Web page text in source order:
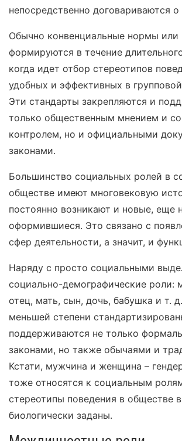
непосредственно договариваются
Обычно конвенциальные нормы или
формируются в течение
когда идет отбор стереотипов
удобных и эффективных в
Эти стандарты закрепляются и
только общественным мнением и
контролем, но и официальными
законами.
Большинство социальных ролей в
обществе имеют многовековую
постоянно возникают и новые, еще
оформившиеся. Это связано с
сфер деятельности, а значит, и
Наряду с просто социальными
социально-демографические роли:
отец, мать, сын, дочь, бабушка и т.
меньшей степени
поддерживаются не только
законами, но также обычаями и
Кстати, мужчина и женщина –
тоже относятся к социальным
стереотипы поведения в обществе
биологически заданы.